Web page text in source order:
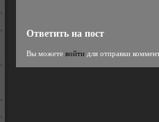
Ответить на пост
Вы можете войтидля отправки